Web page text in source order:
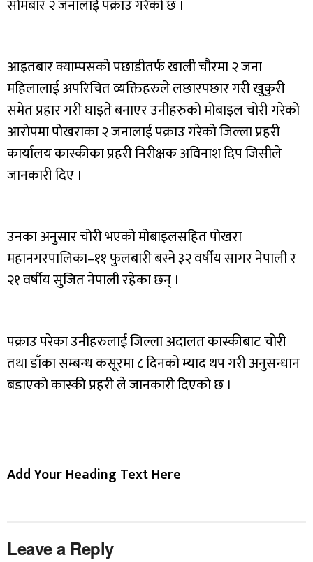
सोमबार २ जनालाई पक्राउ गरेको छ ।
आइतबार क्याम्पसको पछाडीतर्फ खाली चौरमा २ जना
महिलालाई अपरिचित व्यक्तिहरुले लछारपछार गरी खुकुरी
समेत प्रहार गरी घाइते बनाएर उनीहरुको मोबाइल चोरी गरेको
आरोपमा पोखराका २ जनालाई पक्राउ गरेको जिल्ला प्रहरी
कार्यालय कास्कीका प्रहरी निरीक्षक अविनाश दिप जिसीले
जानकारी दिए ।
उनका अनुसार चोरी भएको मोबाइलसहित पोखरा
महानगरपालिका–११ फुलबारी बस्ने ३२ वर्षीय सागर नेपाली र
२१ वर्षीय सुजित नेपाली रहेका छन् ।
पक्राउ परेका उनीहरुलाई जिल्ला अदालत कास्कीबाट चोरी
तथा डाँका सम्बन्ध कसूरमा ८ दिनको म्याद थप गरी अनुसन्धान
बडाएको कास्की प्रहरी ले जानकारी दिएको छ ।
Add Your Heading Text Here
Leave a Reply